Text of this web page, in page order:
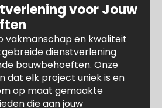
voor Jouw
vakmanschap en kwaliteit
dienstverlening
bouwbehoeften. Onze
dat elk project uniek is en
op maat gemaakte
die aan jouw